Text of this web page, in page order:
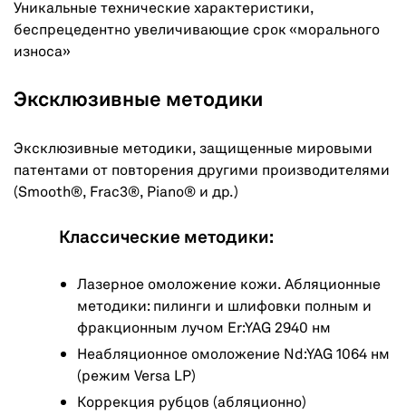
Уникальные технические характеристики,
беспрецедентно увеличивающие срок «морального
износа»
Эксклюзивные методики
Эксклюзивные методики, защищенные мировыми
патентами от повторения другими производителями
(Smooth®, Frac3®, Piano® и др.)
Классические методики:
Лазерное омоложение кожи. Абляционные
методики: пилинги и шлифовки полным и
фракционным лучом Er:YAG 2940 нм
Неабляционное омоложение Nd:YAG 1064 нм
(режим Versa LP)
Коррекция рубцов (абляционно)